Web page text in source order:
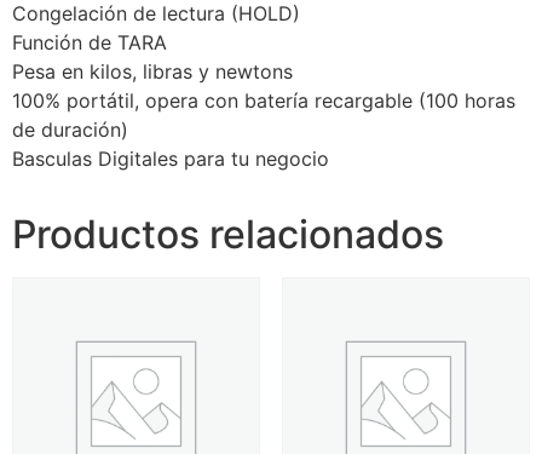
Congelación de lectura (HOLD)
Función de TARA
Pesa en kilos, libras y newtons
100% portátil, opera con batería recargable (100 horas
de duración)
Basculas Digitales para tu negocio
Productos relacionados